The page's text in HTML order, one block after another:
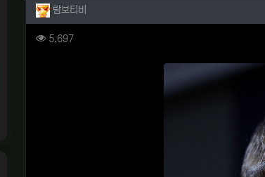
작성자 정보
람보티비
컨텐츠 정보
5,697조회